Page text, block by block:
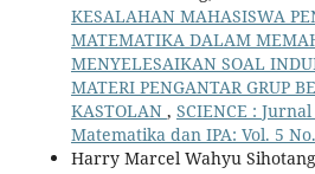
KESALAHAN MAHASISWA
MATEMATIKA DALAM
MENYELESAIKAN SOAL
MATERI PENGANTAR GRUP
KASTOLAN , SCIENCE :
Matematika dan IPA: Vol. 5
Harry Marcel Wahyu